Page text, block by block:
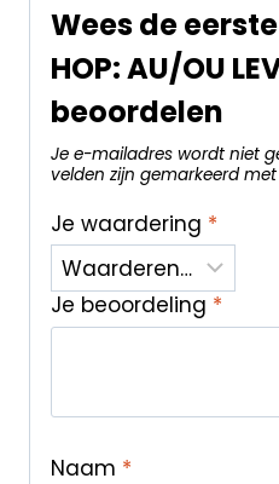
Wees de eerste
HOP: AU/OU
beoordelen
Je e-mailadres wordt niet
velden zijn gemarkeerd met
Je waardering *
Je beoordeling *
Naam *